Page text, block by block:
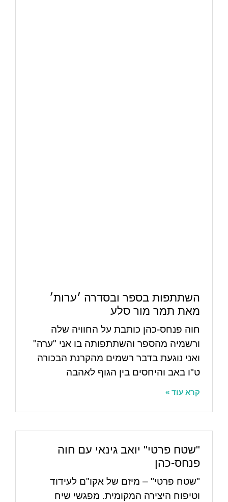
השתתפות בספר ובסדרה ׳ערות׳
מאת תמר מור סלע
חוה פנחס-כהן כותבת על החוויה שלה
ורשמיה מהספר והשתתפותה בו אני "ערה"
ואני נוגעת בדבר רשמים מהקרנת הבכורה
ט"ו באב והיחסים בין הגוף לאהבה
קרא עוד »
"שטח פרטי" יואב גינאי עם חוה
פנחס-כהן
"שטח פרטי" – מיזם של אקו"ם לעידוד
וטיפוח היצירה המקומית. מפגשי שיח